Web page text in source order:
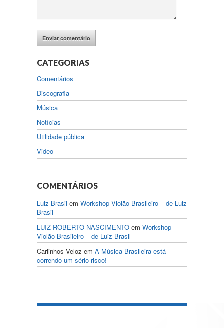
CATEGORIAS
Comentários
Discografia
Música
Notícias
Utilidade pública
Video
COMENTÁRIOS
Luiz Brasil em Workshop Violão Brasileiro – de Luiz
Brasil
LUIZ ROBERTO NASCIMENTO em Workshop
Violão Brasileiro – de Luiz Brasil
Carlinhos Veloz em A Música Brasileira está
correndo um sério risco!